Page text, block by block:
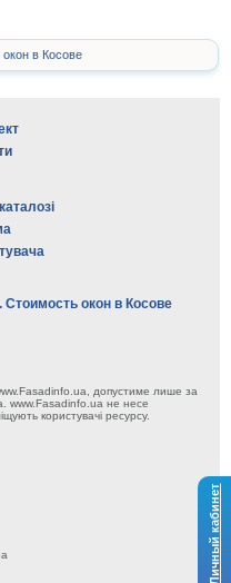
Личный кабинет
в Косове
окон в Косове
допустиме лише за
www.Fasadinfo.ua не несе
користувачі ресурсу.